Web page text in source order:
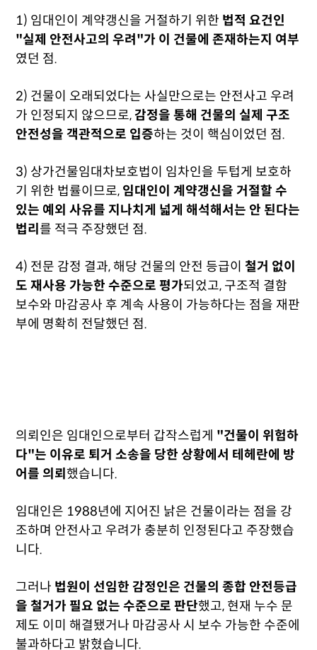
1) 임대인이 계약갱신을 거절하기 위한 법적 요건인
"실제 안전사고의 우려"가 이 건물에 존재하는지 여부
였던 점.
2) 건물이 오래되었다는 사실만으로는 안전사고 우려
가 인정되지 않으므로,감정을 통해 건물의 실제 구조
안전성을 객관적으로 입증하는 것이 핵심이었던 점.
3) 상가건물임대차보호법이 임차인을 두텁게 보호하
기 위한 법률이므로, 임대인이 계약갱신을 거절할 수
있는 예외 사유를 지나치게 넓게 해석해서는 안 된다는
법리 를 적극 주장했던 점.
4) 전문 감정 결과, 해당 건물의 안전 등급이철거 없이
도 재사용 가능한 수준으로 평가되었고, 구조적 결함
보수와 마감공사 후 계속 사용이 가능하다는 점을 재판
부에 명확히 전달했던 점.
의뢰인은 임대인으로부터 갑작스럽게 "건물이 위험하
다"는 이유로 퇴거 소송을 당한 상황에서 테헤란에 방
어를 의뢰했습니다.
임대인은 1988년에 지어진 낡은 건물이라는 점을 강
조하며 안전사고 우려가 충분히 인정된다고 주장했습
니다.
그러나 법원이 선임한 감정인은 건물의 종합 안전등급
을 철거가 필요 없는 수준으로 판단했고, 현재 누수 문
제도 이미 해결됐거나 마감공사 시 보수 가능한 수준에
불과하다고 밝혔습니다.